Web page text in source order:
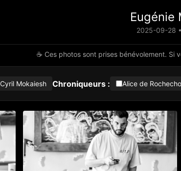
Eugénie
2025-09-28
☕ Ces photos sont prises bénévolement. Si
Cyril Mokaiesh Chroniqueurs : Alice de